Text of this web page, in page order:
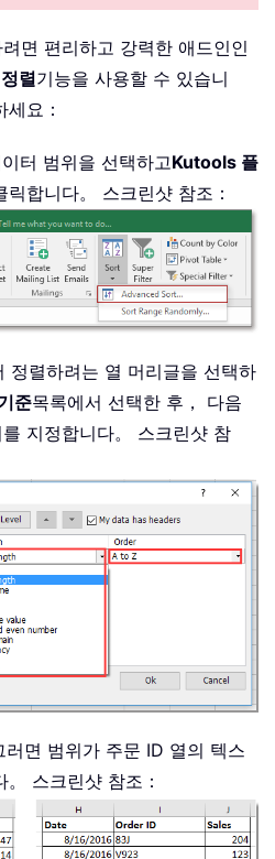
면 편리하고 강력한 애드인인
렬기능을 사용할 수 있습니
요：
터 범위을 선택하고Kutools 플
릭합니다。 스크린샷 참조：
정렬하려는 열 머리글을 선택하
준목록에서 선택한 후， 다음
지정합니다。 스크린샷 참
러면 범위가 주문 ID 열의 텍스
스크린샷 참조：